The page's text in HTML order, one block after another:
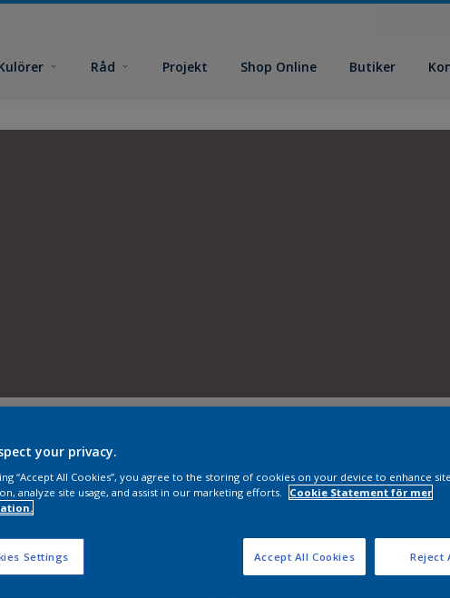
Råd Projekt Shop Online Butiker
produkter behöver du?
hittade
your privacy.
“Accept All Cookies”, you agree to the storing of cookies on your device to enhance site
analyze site usage, and assist in our marketing efforts.
Cookie Statement för mer
Settings Reject
Accept All Cookies